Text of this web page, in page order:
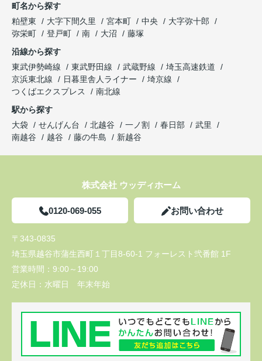
町名から探す
粕壁東
大字下間久里 宮本町 中央
大字弥十郎
弥栄町
登戸町 南 大沼
藤塚
沿線から探す
東武伊勢崎線
東武野田線 武蔵野線
埼玉高速鉄道
京浜東北線
日暮里舎人ライナー
埼京線
つくばエクスプレス
南北線
駅から探す
大袋
せんげん台 北越谷 一ノ割 春日部
武里
南越谷
越谷 藤の牛島 新越谷
株式会社 ウッディホーム
0120-069-055 お問い合わせ
〒343-0835
埼玉県越谷市蒲生西町１丁目8-60-1 フォーレスト弐番館 1F
営業時間： 9:00～19:00
定休日： 水曜日 年末年始